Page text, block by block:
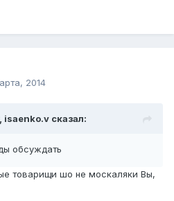
2014
isaenko.v сказал:
обсуждать
товарищи шо не москаляки Вы,